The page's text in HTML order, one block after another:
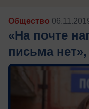
Общество
«На почте
письма